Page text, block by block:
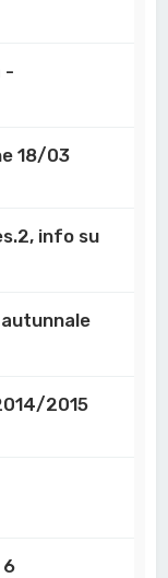
-
18/03
info su
2015
6